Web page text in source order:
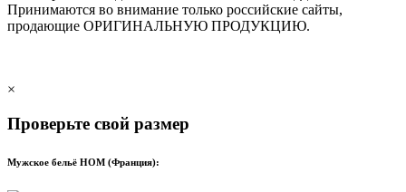
Принимаются во внимание только российские сайты,
продающие ОРИГИНАЛЬНУЮ ПРОДУКЦИЮ.
×
Проверьте свой размер
Мужское бельё HOM (Франция):